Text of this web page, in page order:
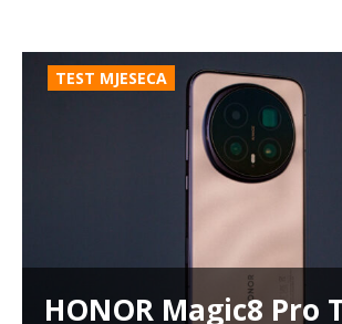
TEST MJESECA
HONOR Magic8 Pro